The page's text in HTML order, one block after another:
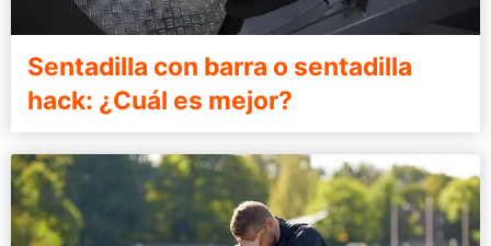
Sentadilla con barra o sentadilla
hack: ¿Cuál es mejor?